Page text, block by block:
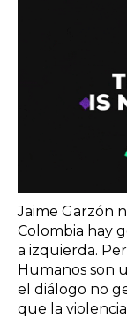
Jaime Garzón
Colombia hay
a izquierda.
Humanos son
el diálogo no
que la